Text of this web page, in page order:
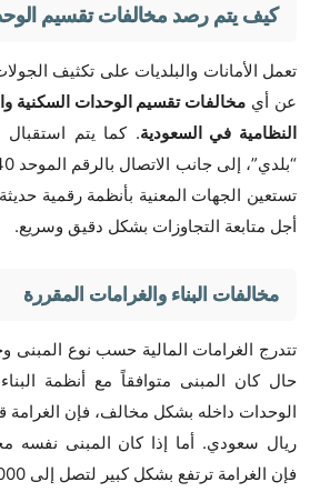
كيف يتم رصد مخالفات تقسيم
تعمل الأمانات والبلديات على تكثيف
عن أي مخالفات تقسيم الوحدات السكنية
النظامية في السعودية. كما يتم استقبال
تستعين الجهات المعنية بأنظمة رقمية
أجل متابعة التجاوزات بشكل دقيق وسريع.
مخالفات البناء والغرامات المقررة
تتدرج الغرامات المالية حسب نوع المبنى
حال كان المبنى متوافقاً مع أنظمة
ريال سعودي. أما إذا كان المبنى نفسه